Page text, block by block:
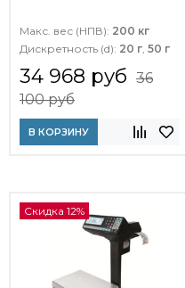
Макс. вес (НПВ): 200 кг
Дискретность (d): 20 г, 50 г
34 968 руб 36
100 руб
В КОРЗИНУ
Скидка 12%